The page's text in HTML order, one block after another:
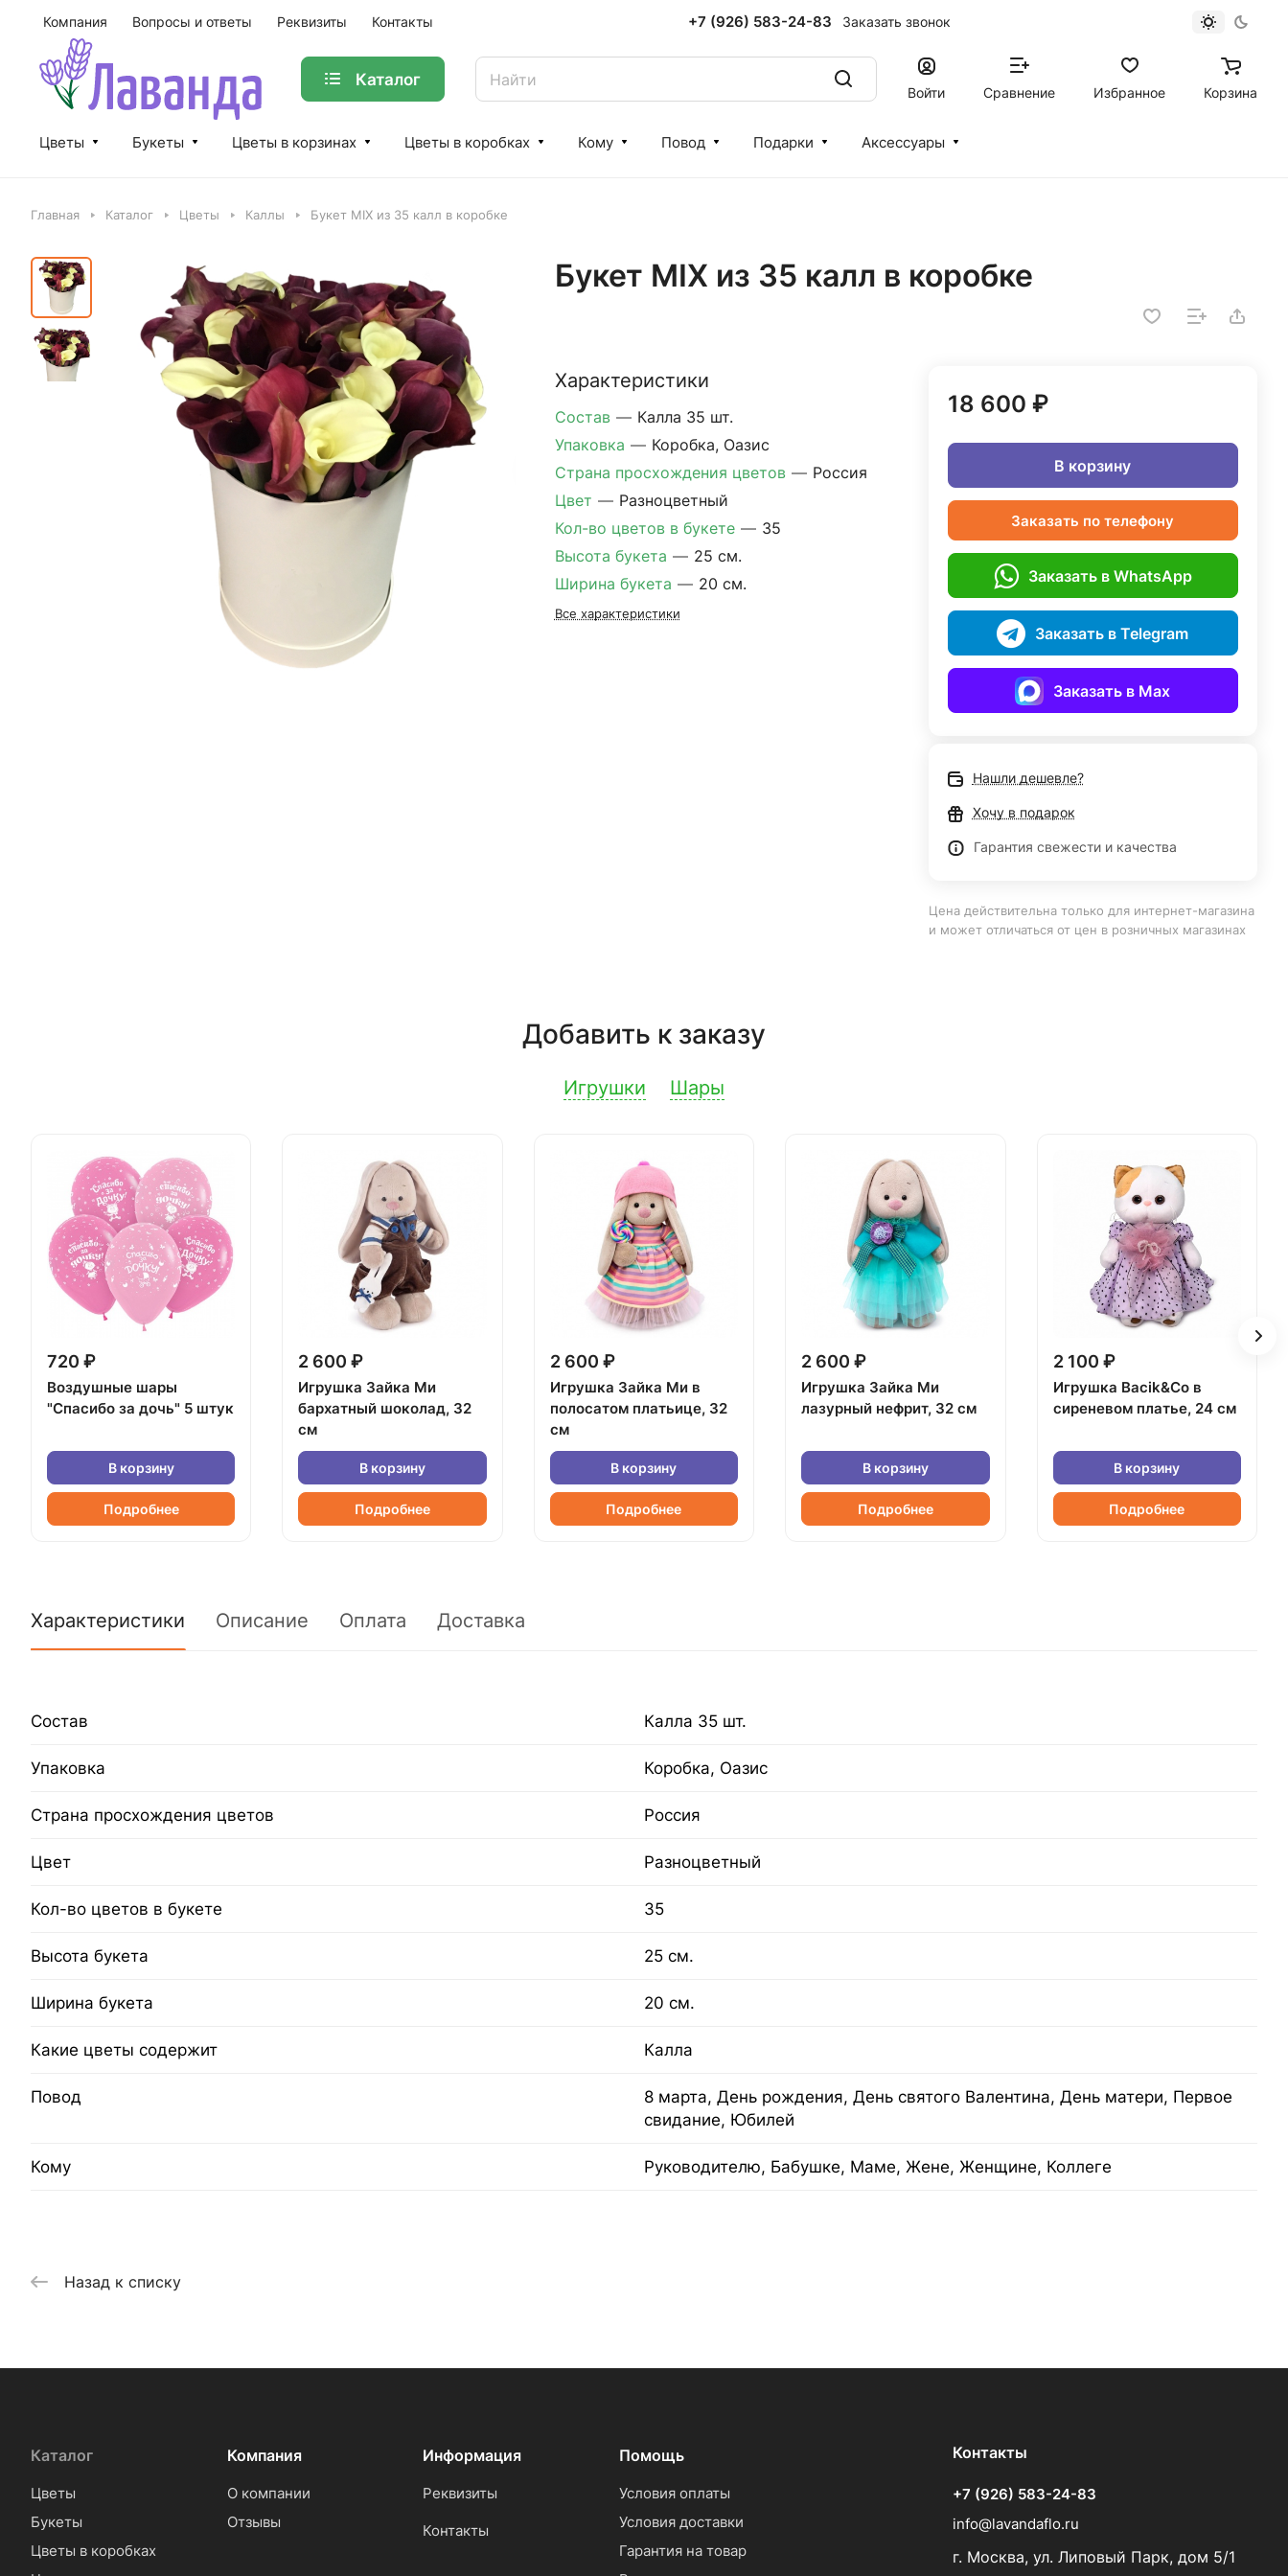
Компания Вопросы и ответы Реквизиты Контакты +7 (926) 583-24-83 Заказать звонок
Каталог
Войти Сравнение Избранное Корзина
Цветы Букеты Цветы в корзинах Цветы в коробках Кому Повод Подарки Аксессуары
Главная Каталог Цветы Каллы Букет MIX из 35 калл в коробке
Букет MIX из 35 калл в коробке
Характеристики
Состав — Калла 35 шт.
Упаковка — Коробка, Оазис
Страна просхождения цветов — Россия
Цвет — Разноцветный
Кол-во цветов в букете — 35
Высота букета — 25 см.
Ширина букета — 20 см.
Все характеристики
18 600 ₽
В корзину
Заказать по телефону
Заказать в WhatsApp
Заказать в Telegram
Заказать в Max
Нашли дешевле?
Хочу в подарок
Гарантия свежести и качества
Цена действительна только для интернет-магазина
и может отличаться от цен в розничных магазинах
Добавить к заказу
Игрушки Шары
720 ₽
Воздушные шары
"Спасибо за дочь" 5 штук
В корзину
Подробнее
2 600 ₽
Игрушка Зайка Ми
бархатный шоколад, 32
см
В корзину
Подробнее
2 600 ₽
Игрушка Зайка Ми в
полосатом платьице, 32
см
В корзину
Подробнее
2 600 ₽
Игрушка Зайка Ми
лазурный нефрит, 32 см
В корзину
Подробнее
2 100 ₽
Игрушка Bacik&Co в
сиреневом платье, 24 см
В корзину
Подробнее
Характеристики Описание Оплата Доставка
Состав Калла 35 шт.
Упаковка Коробка, Оазис
Страна просхождения цветов Россия
Цвет Разноцветный
Кол-во цветов в букете 35
Высота букета 25 см.
Ширина букета 20 см.
Какие цветы содержит Калла
Повод
8 марта, День рождения, День святого Валентина, День матери, Первое
свидание, Юбилей
Кому Руководителю, Бабушке, Маме, Жене, Женщине, Коллеге
Назад к списку
Каталог
Цветы
Букеты
Цветы в коробках
Компания
О компании
Отзывы
Информация
Реквизиты
Контакты
Помощь
Условия оплаты
Условия доставки
Гарантия на товар
Контакты
+7 (926) 583-24-83
info@lavandaflo.ru
г. Москва, ул. Липовый Парк, дом 5/1